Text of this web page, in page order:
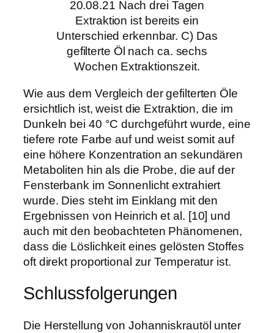
20.08.21 Nach drei Tagen
Extraktion ist bereits ein
Unterschied erkennbar. C) Das
gefilterte Öl nach ca. sechs
Wochen Extraktionszeit.
Wie aus dem Vergleich der gefilterten Öle
ersichtlich ist, weist die Extraktion, die im
Dunkeln bei 40 °C durchgeführt wurde, eine
tiefere rote Farbe auf und weist somit auf
eine höhere Konzentration an sekundären
Metaboliten hin als die Probe, die auf der
Fensterbank im Sonnenlicht extrahiert
wurde. Dies steht im Einklang mit den
Ergebnissen von Heinrich et al. [10] und
auch mit den beobachteten Phänomenen,
dass die Löslichkeit eines gelösten Stoffes
oft direkt proportional zur Temperatur ist.
Schlussfolgerungen
Die Herstellung von Johanniskrautöl unter